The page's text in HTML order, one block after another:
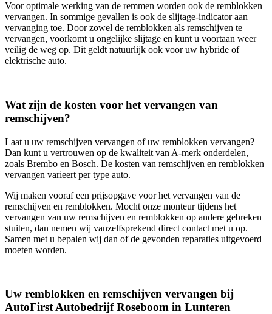
Voor optimale werking van de remmen worden ook de remblokken
vervangen. In sommige gevallen is ook de slijtage-indicator aan
vervanging toe. Door zowel de remblokken als remschijven te
vervangen, voorkomt u ongelijke slijtage en kunt u voortaan weer
veilig de weg op. Dit geldt natuurlijk ook voor uw hybride of
elektrische auto.
Wat zijn de kosten voor het vervangen van
remschijven?
Laat u uw remschijven vervangen of uw remblokken vervangen?
Dan kunt u vertrouwen op de kwaliteit van A-merk onderdelen,
zoals Brembo en Bosch. De kosten van remschijven en remblokken
vervangen varieert per type auto.
Wij maken vooraf een prijsopgave voor het vervangen van de
remschijven en remblokken. Mocht onze monteur tijdens het
vervangen van uw remschijven en remblokken op andere gebreken
stuiten, dan nemen wij vanzelfsprekend direct contact met u op.
Samen met u bepalen wij dan of de gevonden reparaties uitgevoerd
moeten worden.
Uw remblokken en remschijven vervangen bij
AutoFirst Autobedrijf Roseboom in Lunteren